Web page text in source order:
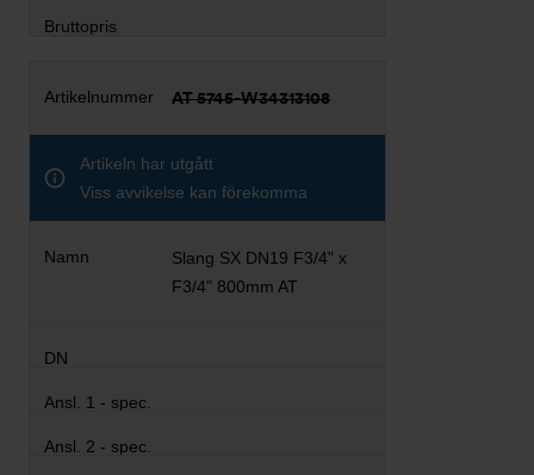
AT 5745-W34313108
Artikeln har utgått
Viss avvikelse kan förekomma
Slang SX DN19 F3/4" x
F3/4" 800mm AT